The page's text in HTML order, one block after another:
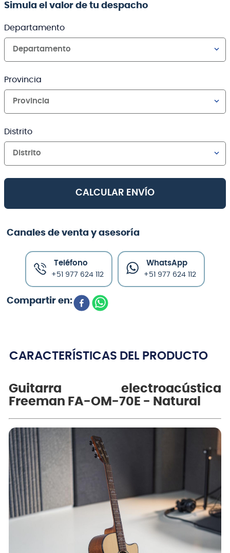
Simula el valor de tu despacho
Departamento
Departamento
Provincia
Provincia
Distrito
Distrito
CALCULAR ENVÍO
Canales de venta y asesoría
Teléfono
+51 977 624 112
WhatsApp
+51 977 624 112
CARACTERÍSTICAS DEL PRODUCTO
Guitarra electroacústica
Freeman FA-OM-70E - Natural